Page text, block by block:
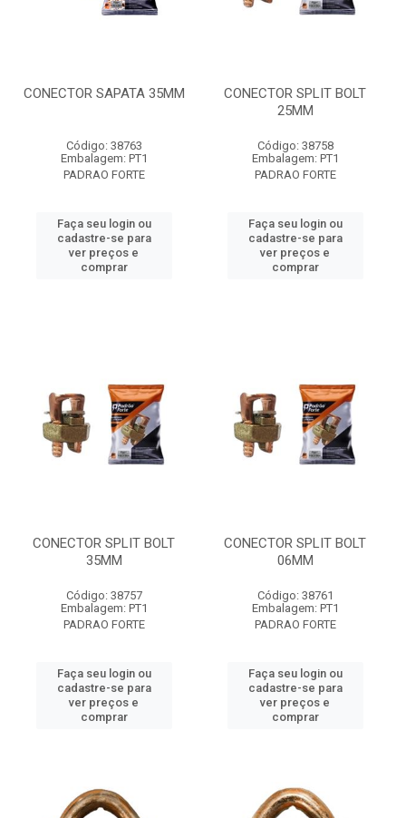
CONECTOR SAPATA 35MM
Código: 38763
Embalagem: PT1
PADRAO FORTE
Faça seu login ou
cadastre-se para
ver preços e
comprar
CONECTOR SPLIT BOLT
25MM
Código: 38758
Embalagem: PT1
PADRAO FORTE
Faça seu login ou
cadastre-se para
ver preços e
comprar
CONECTOR SPLIT BOLT
35MM
Código: 38757
Embalagem: PT1
PADRAO FORTE
Faça seu login ou
cadastre-se para
ver preços e
comprar
CONECTOR SPLIT BOLT
06MM
Código: 38761
Embalagem: PT1
PADRAO FORTE
Faça seu login ou
cadastre-se para
ver preços e
comprar